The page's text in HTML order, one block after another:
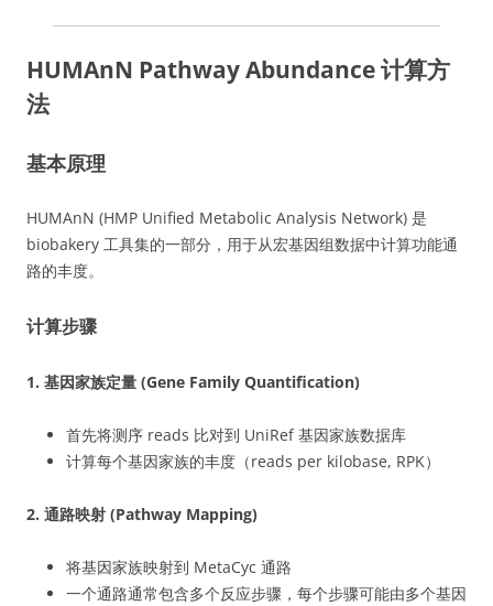
HUMAnN Pathway Abundance 计算方
法
基本原理
HUMAnN (HMP Unified Metabolic Analysis Network) 是
biobakery 工具集的一部分，用于从宏基因组数据中计算功能通
路的丰度。
计算步骤
1. 基因家族定量 (Gene Family Quantification)
首先将测序 reads 比对到 UniRef 基因家族数据库
计算每个基因家族的丰度（reads per kilobase, RPK）
2. 通路映射 (Pathway Mapping)
将基因家族映射到 MetaCyc 通路
一个通路通常包含多个反应步骤，每个步骤可能由多个基因